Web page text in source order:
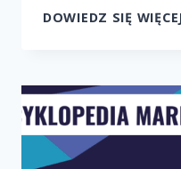
DOWIEDZ SIĘ